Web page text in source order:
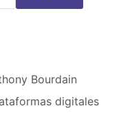
Bourdain
digitales